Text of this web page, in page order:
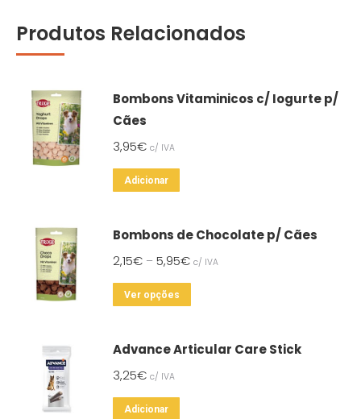
Produtos Relacionados
Bombons Vitaminicos c/ Iogurte p/
Cães
3,95€ c/ IVA
Adicionar
Bombons de Chocolate p/ Cães
2,15€ – 5,95€ c/ IVA
Ver opções
multiple
Advance Articular Care Stick
3,25€ c/ IVA
Adicionar